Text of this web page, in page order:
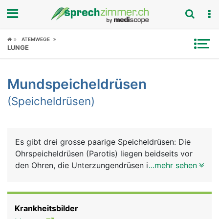
Fokus
Symptome
Untersuchungen
Ratgeber
ATEMWEGE
LUNGE
Mundspeicheldrüsen
(Speicheldrüsen)
Es gibt drei grosse paarige Speicheldrüsen: Die
Ohrspeicheldrüsen (Parotis) liegen beidseits vor
den Ohren, die Unterzungendrüsen im Mundboden
produzieren mehrere kleine Speicheldrüsen, die im
...mehr sehen
Krankheitsbilder